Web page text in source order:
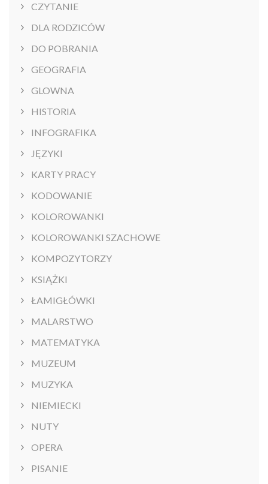
CZYTANIE
DLA RODZICÓW
DO POBRANIA
GEOGRAFIA
GLOWNA
HISTORIA
INFOGRAFIKA
JĘZYKI
KARTY PRACY
KODOWANIE
KOLOROWANKI
KOLOROWANKI SZACHOWE
KOMPOZYTORZY
KSIĄŻKI
ŁAMIGŁÓWKI
MALARSTWO
MATEMATYKA
MUZEUM
MUZYKA
NIEMIECKI
NUTY
OPERA
PISANIE